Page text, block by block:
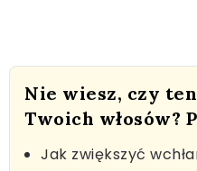
Nie wiesz, czy
Twoich włosów?
Jak zwiększyć